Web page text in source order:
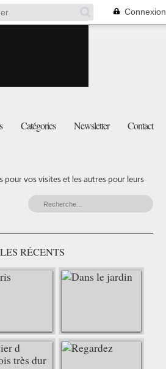
Connexion
Catégories Newsletter Contact
vos visites et les autres pour leurs
RÉCENTS